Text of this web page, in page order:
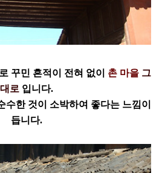
꾸민 흔적이 전혀 없이 촌 마을 그
대로 입니다.
수한 것이 소박하여 좋다는 느낌이
듭니다.